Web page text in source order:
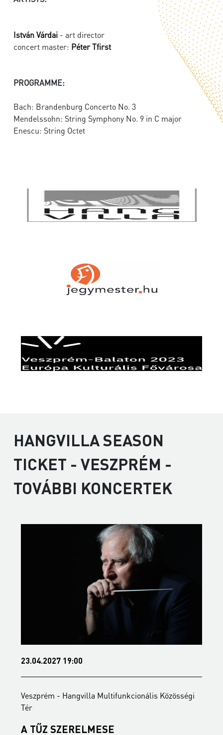
István Várdai - art director
concert master: Péter Tfirst
PROGRAMME:
Bach: Brandenburg Concerto No. 3
Mendelssohn: String Symphony No. 9 in C major
Enescu: String Octet
HANGVILLA SEASON
TICKET - VESZPRÉM -
TOVÁBBI KONCERTEK
23.04.2027 19:00
Veszprém - Hangvilla Multifunkcionális Közösségi
Tér
A TŰZ SZERELMESE